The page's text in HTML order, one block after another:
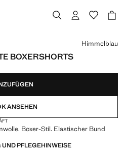
BOXERSHORTS
Himmelblau
ANSEHEN
Boxer-Stil. Elastischer Bund
PFLEGEHINWEISE